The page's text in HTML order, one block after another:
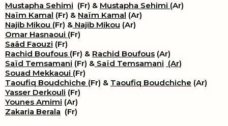
Mustapha Sehimi (Fr) & Mustapha Sehimi (Ar)
Naïm Kamal (Fr) & Naïm Kamal (Ar)
Najib Mikou (Fr) & Najib Mikou (Ar)
Omar Hasnaoui (Fr)
Saâd Faouzi (Fr)
Rachid Boufous (Fr) & Rachid Boufous (Ar)
Saïd Temsamani (Fr) & Saïd Temsamani (Ar)
Souad Mekkaoui (Fr)
Taoufiq Boudchiche (Fr) & Taoufiq Boudchiche (Ar)
Yasser Derkouli (Fr)
Younes Amimi (Ar)
Zakaria Berala (Fr)